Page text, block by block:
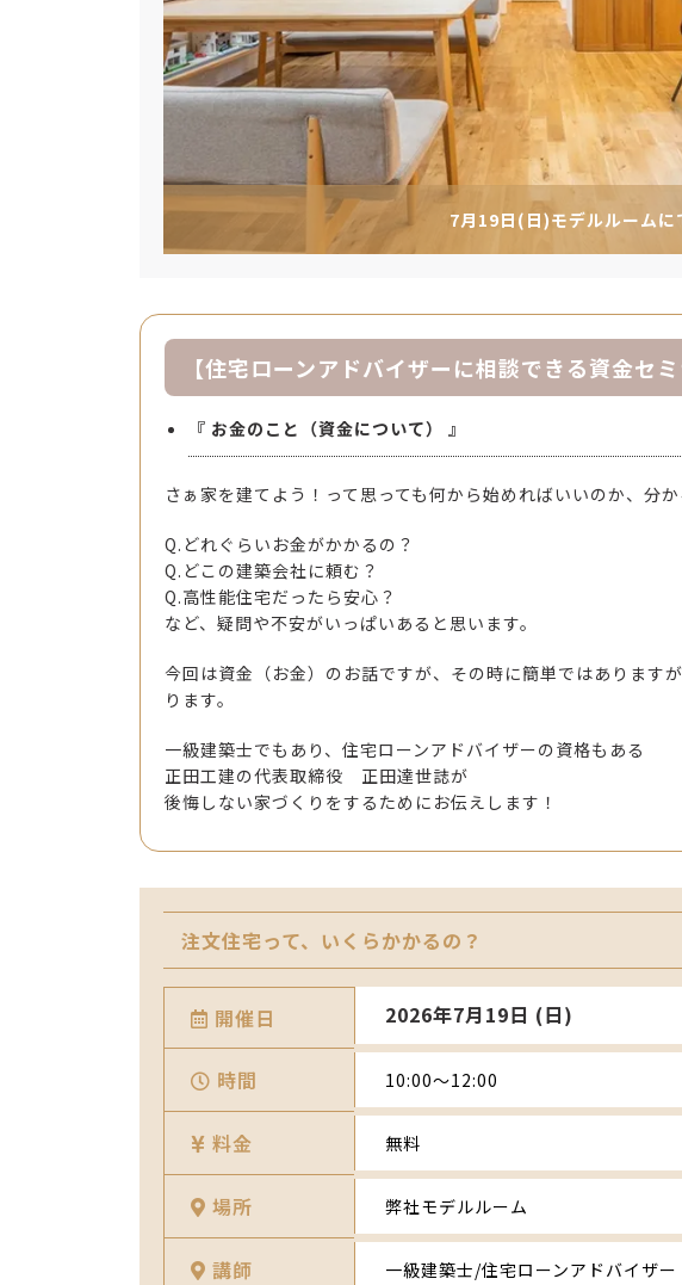
7月19日(日)モデルルームに
【住宅ローンアドバイザーに相談できる資金セミ
『 お金のこと（資金について） 』
さぁ家を建てよう！って思っても何から始めればいいのか、分
Q.どれぐらいお金がかかるの？
Q.どこの建築会社に頼む？
Q.高性能住宅だったら安心？
など、疑問や不安がいっぱいあると思います。
今回は資金（お金）のお話ですが、その時に簡単ではあります
ります。
一級建築士でもあり、住宅ローンアドバイザーの資格もある
正田工建の代表取締役 正田達世誌が
後悔しない家づくりをするためにお伝えします！
注文住宅って、いくらかかるの？
開催日 2026年7月19日 (日)
時間 10:00～12:00
料金 無料
場所 弊社モデルルーム
講師 一級建築士/住宅ローンアドバイザ